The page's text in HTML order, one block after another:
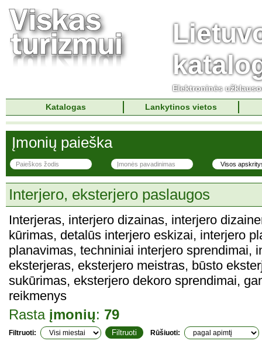
Elektroninės
Katalogas
Lankytinos vietos
Įmonių paieška
Interjero, eksterjero paslaugos
Interjeras, interjero dizainas, interjero
kūrimas, detalūs interjero eskizai, interjero
planavimas, techniniai interjero sprendimai,
eksterjeras, eksterjero meistras, būsto
sukūrimas, eksterjero dekoro sprendimai,
reikmenys
Rasta įmonių: 79
Filtruoti: Rūšiuoti: